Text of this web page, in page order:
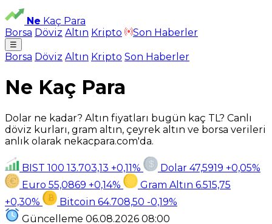
Ne Kaç Para
Borsa Döviz Altın Kripto Son Haberler
☰
Borsa Döviz Altın Kripto Son Haberler
Ne Kaç Para
Dolar ne kadar? Altın fiyatları bugün kaç TL? Canlı
döviz kurları, gram altın, çeyrek altın ve borsa verileri
anlık olarak nekacpara.com'da.
BIST 100 13.703,13 +0,11% Dolar 47,5919 +0,05%
Euro 55,0869 +0,14% Gram Altın 6.515,75
+0,30%
Bitcoin 64.708,50 -0,19%
Güncelleme 06.08.2026 08:00